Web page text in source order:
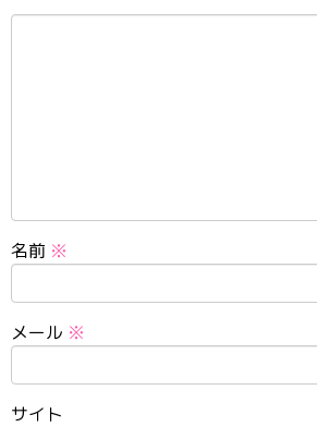
名前 ※
メール ※
サイト